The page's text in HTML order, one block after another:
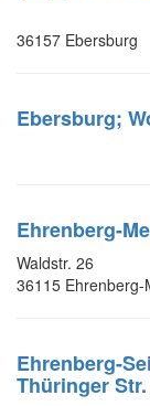
36157 Ebersburg
Ebersburg;
Ehrenberg-
Waldstr. 26
36115 Ehrenberg-
Ehrenberg-
Thüringer Str.